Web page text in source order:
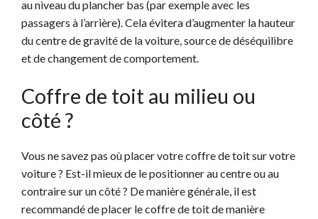
au niveau du plancher bas (par exemple avec les
passagers à l’arrière). Cela évitera d’augmenter la hauteur
du centre de gravité de la voiture, source de déséquilibre
et de changement de comportement.
Coffre de toit au milieu ou
côté ?
Vous ne savez pas où placer votre coffre de toit sur votre
voiture ? Est-il mieux de le positionner au centre ou au
contraire sur un côté ? De manière générale, il est
recommandé de placer le coffre de toit de manière